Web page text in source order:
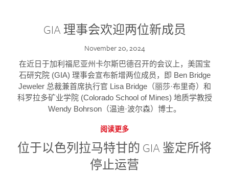
GIA 理事会欢迎两位新成员
November 20, 2024
在近日于加利福尼亚州卡尔斯巴德召开的会议上，美国宝
石研究院 (GIA) 理事会宣布新增两位成员，即 Ben Bridge
Jeweler 总裁兼首席执行官 Lisa Bridge（丽莎·布里奇）和
科罗拉多矿业学院 (Colorado School of Mines) 地质学教授
Wendy Bohrson（温迪·波尔森）博士。
阅读更多
位于以色列拉马特甘的 GIA 鉴定所将
停止运营